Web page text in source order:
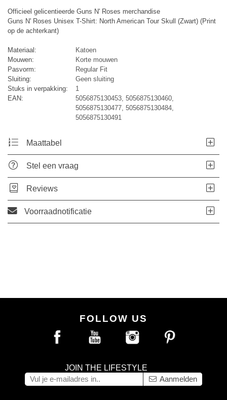
Officieel gelicentieerde Guns N' Roses merchandise
Guns N' Roses Unisex T-Shirt: North American Tour Skull (Zwart) (Print
op de achterkant)
Materiaal:
Katoen
Mouwen:
Korte mouwen
Pasvorm:
Regular Fit
Sluiting:
Geen sluiting
Stuks in verpakking:
1
EAN:
5056875130453, 5056875130460,
5056875130477, 5056875130484,
5056875130491
Maattabel
Stel een vraag
Reviews
Voorraadnotificatie
FOLLOW US
JOIN THE LIFESTYLE
Aanmelden